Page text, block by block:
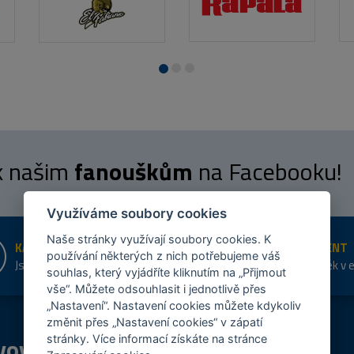
našim fanouškům na Facebooku!
KAMENNÉ PRODEJNY
Jsme na trhu více než 10 let
ŠIROKÝ SORTIMENT
Přes 20 tis. položek v
shopu
Využíváme soubory cookies
Naše stránky využívají soubory cookies. K
používání některých z nich potřebujeme váš
souhlas, který vyjádříte kliknutím na „Přijmout
vše“. Můžete odsouhlasit i jednotlivě přes
„Nastavení“. Nastavení cookies můžete kdykoliv
změnit přes „Nastavení cookies“ v zápatí
stránky. Více informací získáte na stránce